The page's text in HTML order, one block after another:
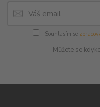
Souhlasím se
Můžete se